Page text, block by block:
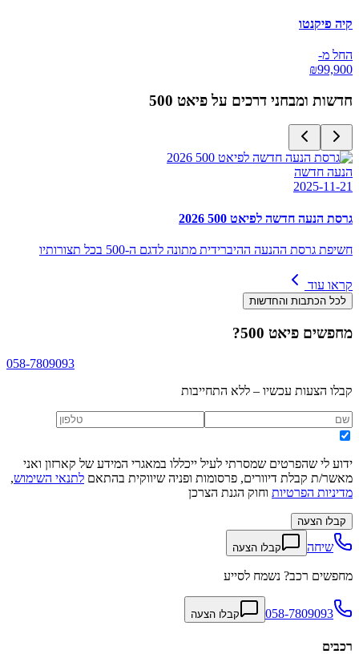
קיה פיקנטו
החל מ-
₪99,900
חדשות ומבחני דרכים עלפיאט 500
הנעה חדשה
2025-11-21
גרסת הנעה חדשה לפיאט 500 2026
חשיפת גרסת ההנעה ההיברידית מתונה לדגם ה-500 בכל תצורותיו
קראו עוד
לכל הכתבות והחדשות
מחפשים פיאט 500 ?
058-7809093
קבלו הצעות עכשיו – ללא התחייבות
ידוע לי שהפרטים שמסרתי לעיל ייכללו במאגרי המידע של קארזון ואני
מאשר/ת קבלת דיוורים, פרסומות ופניה שיווקית בהתאם לתנאי השימוש,
מדיניות הפרטיות וחוק הגנת הצרכן
קבלו הצעה
שיחה קבלו הצעה
מחפשים רכב? נשמח לסייע
058-7809093 קבלו הצעה
רכבים